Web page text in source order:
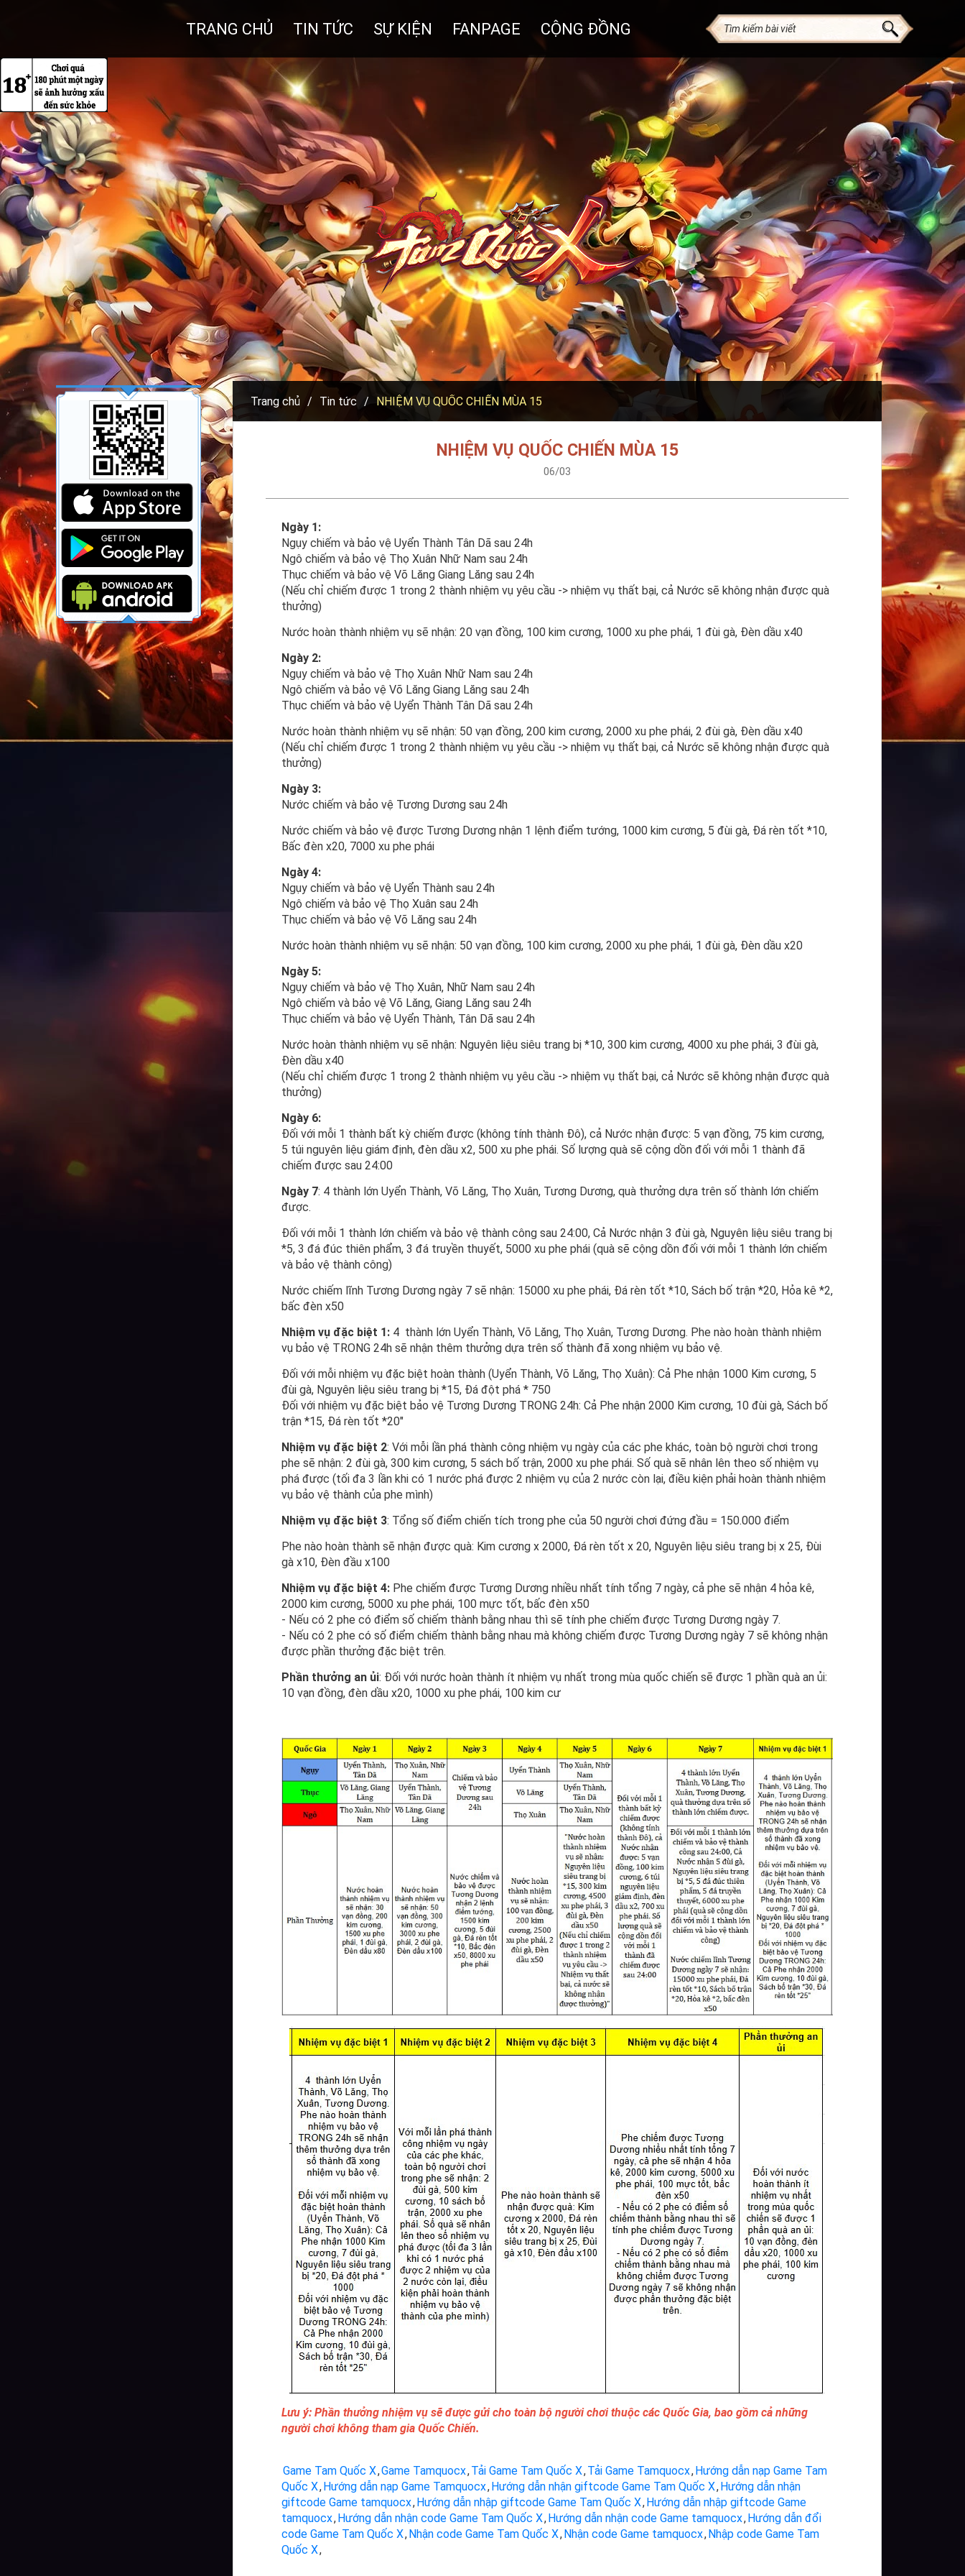
TRANG CHỦ TIN TỨC SỰ KIỆN FANPAGE CỘNG ĐỒNG
Trang chủ Tin tức NHIỆM VỤ QUỐC CHIẾN MÙA 15
NHIỆM VỤ QUỐC CHIẾN MÙA 15
06/03
Ngày 1:
Ngụy chiếm và bảo vệ Uyển Thành Tân Dã sau 24h
Ngô chiếm và bảo vệ Thọ Xuân Nhữ Nam sau 24h
Thục chiếm và bảo vệ Võ Lăng Giang Lăng sau 24h
(Nếu chỉ chiếm được 1 trong 2 thành nhiệm vụ yêu cầu -> nhiệm vụ thất bại, cả Nước sẽ không nhận được quà
thưởng)
Nước hoàn thành nhiệm vụ sẽ nhận: 20 vạn đồng, 100 kim cương, 1000 xu phe phái, 1 đùi gà, Đèn dầu x40
Ngày 2:
Ngụy chiếm và bảo vệ Thọ Xuân Nhữ Nam sau 24h
Ngô chiếm và bảo vệ Võ Lăng Giang Lăng sau 24h
Thục chiếm và bảo vệ Uyển Thành Tân Dã sau 24h
Nước hoàn thành nhiệm vụ sẽ nhận: 50 vạn đồng, 200 kim cương, 2000 xu phe phái, 2 đùi gà, Đèn dầu x40
(Nếu chỉ chiếm được 1 trong 2 thành nhiệm vụ yêu cầu -> nhiệm vụ thất bại, cả Nước sẽ không nhận được quà
thưởng)
Ngày 3:
Nước chiếm và bảo vệ Tương Dương sau 24h
Nước chiếm và bảo vệ được Tương Dương nhận 1 lệnh điểm tướng, 1000 kim cương, 5 đùi gà, Đá rèn tốt *10,
Bấc đèn x20, 7000 xu phe phái
Ngày 4:
Ngụy chiếm và bảo vệ Uyển Thành sau 24h
Ngô chiếm và bảo vệ Thọ Xuân sau 24h
Thục chiếm và bảo vệ Võ Lăng sau 24h
Nước hoàn thành nhiệm vụ sẽ nhận: 50 vạn đồng, 100 kim cương, 2000 xu phe phái, 1 đùi gà, Đèn dầu x20
Ngày 5:
Ngụy chiếm và bảo vệ Thọ Xuân, Nhữ Nam sau 24h
Ngô chiếm và bảo vệ Võ Lăng, Giang Lăng sau 24h
Thục chiếm và bảo vệ Uyển Thành, Tân Dã sau 24h
Nước hoàn thành nhiệm vụ sẽ nhận: Nguyên liệu siêu trang bị *10, 300 kim cương, 4000 xu phe phái, 3 đùi gà,
Đèn dầu x40
(Nếu chỉ chiếm được 1 trong 2 thành nhiệm vụ yêu cầu -> nhiệm vụ thất bại, cả Nước sẽ không nhận được quà
thưởng)
Ngày 6:
Đối với mỗi 1 thành bất kỳ chiếm được (không tính thành Đô), cả Nước nhận được: 5 vạn đồng, 75 kim cương,
5 túi nguyên liệu giám định, đèn dầu x2, 500 xu phe phái. Số lượng quà sẽ cộng dồn đối với mỗi 1 thành đã
chiếm được sau 24:00
Ngày 7: 4 thành lớn Uyển Thành, Võ Lăng, Thọ Xuân, Tương Dương, quà thưởng dựa trên số thành lớn chiếm
được.
Đối với mỗi 1 thành lớn chiếm và bảo vệ thành công sau 24:00, Cả Nước nhận 3 đùi gà, Nguyên liệu siêu trang bị
*5, 3 đá đúc thiên phẩm, 3 đá truyền thuyết, 5000 xu phe phái (quà sẽ cộng dồn đối với mỗi 1 thành lớn chiếm
và bảo vệ thành công)
Nước chiếm lĩnh Tương Dương ngày 7 sẽ nhận: 15000 xu phe phái, Đá rèn tốt *10, Sách bố trận *20, Hỏa kê *2,
bấc đèn x50
Nhiệm vụ đặc biệt 1: 4 thành lớn Uyển Thành, Võ Lăng, Thọ Xuân, Tương Dương. Phe nào hoàn thành nhiệm
vụ bảo vệ TRONG 24h sẽ nhận thêm thưởng dựa trên số thành đã xong nhiệm vụ bảo vệ.
Đối với mỗi nhiệm vụ đặc biệt hoàn thành (Uyển Thành, Võ Lăng, Thọ Xuân): Cả Phe nhận 1000 Kim cương, 5
đùi gà, Nguyên liệu siêu trang bị *15, Đá đột phá * 750
Đối với nhiệm vụ đặc biệt bảo vệ Tương Dương TRONG 24h: Cả Phe nhận 2000 Kim cương, 10 đùi gà, Sách bố
trận *15, Đá rèn tốt *20"
Nhiệm vụ đặc biệt 2: Với mỗi lần phá thành công nhiệm vụ ngày của các phe khác, toàn bộ người chơi trong
phe sẽ nhận: 2 đùi gà, 300 kim cương, 5 sách bố trận, 2000 xu phe phái. Số quà sẽ nhân lên theo số nhiệm vụ
phá được (tối đa 3 lần khi có 1 nước phá được 2 nhiệm vụ của 2 nước còn lại, điều kiện phải hoàn thành nhiệm
vụ bảo vệ thành của phe mình)
Nhiệm vụ đặc biệt 3: Tổng số điểm chiến tích trong phe của 50 người chơi đứng đầu = 150.000 điểm
Phe nào hoàn thành sẽ nhận được quà: Kim cương x 2000, Đá rèn tốt x 20, Nguyên liệu siêu trang bị x 25, Đùi
gà x10, Đèn đầu x100
Nhiệm vụ đặc biệt 4: Phe chiếm được Tương Dương nhiều nhất tính tổng 7 ngày, cả phe sẽ nhận 4 hỏa kê,
2000 kim cương, 5000 xu phe phái, 100 mực tốt, bấc đèn x50
- Nếu có 2 phe có điểm số chiếm thành bằng nhau thì sẽ tính phe chiếm được Tương Dương ngày 7.
- Nếu có 2 phe có số điểm chiếm thành bằng nhau mà không chiếm được Tương Dương ngày 7 sẽ không nhận
được phần thưởng đặc biệt trên.
Phần thưởng an ủi: Đối với nước hoàn thành ít nhiệm vụ nhất trong mùa quốc chiến sẽ được 1 phần quà an ủi:
10 vạn đồng, đèn dầu x20, 1000 xu phe phái, 100 kim cư
Lưu ý: Phần thưởng nhiệm vụ sẽ được gửi cho toàn bộ người chơi thuộc các Quốc Gia, bao gồm cả những
người chơi không tham gia Quốc Chiến.
Game Tam Quốc X,Game Tamquocx,Tải Game Tam Quốc X,Tải Game Tamquocx, Hướng dẫn nạp Game Tam
Quốc X, Hướng dẫn nạp Game Tamquocx, Hướng dẫn nhận giftcode Game Tam Quốc X, Hướng dẫn nhận
giftcode Game tamquocx, Hướng dẫn nhập giftcode Game Tam Quốc X, Hướng dẫn nhập giftcode Game
tamquocx, Hướng dẫn nhận code Game Tam Quốc X, Hướng dẫn nhận code Game tamquocx, Hướng dẫn đổi
code Game Tam Quốc X, Nhận code Game Tam Quốc X, Nhận code Game tamquocx, Nhập code Game Tam
Quốc X,